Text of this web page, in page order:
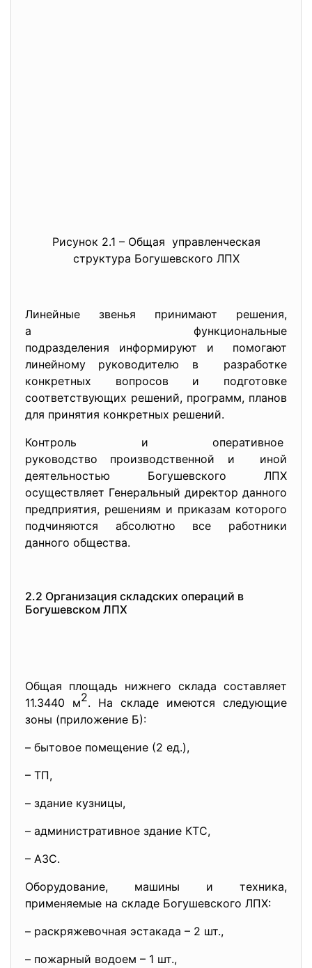
Рисунок 2.1 – Общая управленческая
структура Богушевского ЛПХ
Линейные звенья принимают решения,
а функциональные
подразделения информируют и помогают
линейному руководителю в разработке
конкретных вопросов и подготовке
соответствующих решений, программ, планов
для принятия конкретных решений.
Контроль и оперативное
руководство производственной и иной
деятельностью Богушевского ЛПХ
осуществляет Генеральный директор данного
предприятия, решениям и приказам которого
подчиняются абсолютно все работники
данного общества.
2.2 Организация складских операций в
Богушевском ЛПХ
Общая площадь нижнего склада составляет
11.3440 м2. На складе имеются следующие
зоны (приложение Б):
– бытовое помещение (2 ед.),
– ТП,
– здание кузницы,
– административное здание КТС,
– АЗС.
Оборудование, машины и техника,
применяемые на складе Богушевского ЛПХ:
– раскряжевочная эстакада – 2 шт.,
– пожарный водоем – 1 шт.,